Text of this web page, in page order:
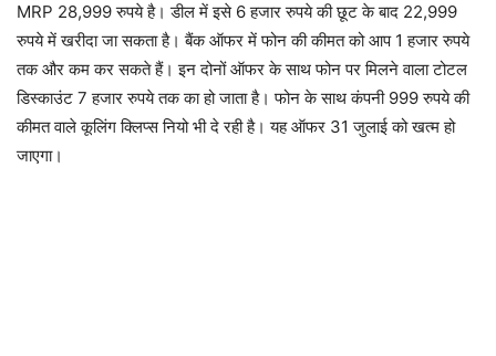
MRP 28,999 रुपये है। डील में इसे 6 हजार रुपये की छूट के बाद 22,999
रुपये में खरीदा जा सकता है। बैंक ऑफर में फोन की कीमत को आप 1 हजार रुपये
तक और कम कर सकते हैं। इन दोनों ऑफर के साथ फोन पर मिलने वाला टोटल
डिस्काउंट 7 हजार रुपये तक का हो जाता है। फोन के साथ कंपनी 999 रुपये की
कीमत वाले कूलिंग क्लिप्स नियो भी दे रही है। यह ऑफर 31 जुलाई को खत्म हो
जाएगा।